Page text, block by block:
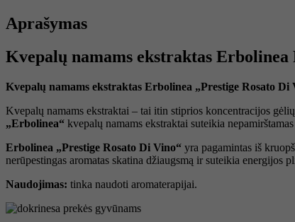
10
ml
Aprašymas
Kvepalų namams ekstraktas Erbolinea
Kvepalų namams ekstraktas Erbolinea „Prestige Rosato
Kvepalų namams ekstraktai – tai itin stiprios koncentracijos
„Erbolinea“ kvepalų namams ekstraktai suteikia
Erbolinea „Prestige Rosato Di Vino“ yra pagamintas iš
nerūpestingas aromatas skatina džiaugsmą ir suteikia energijos
Naudojimas: tinka naudoti aromaterapijai.